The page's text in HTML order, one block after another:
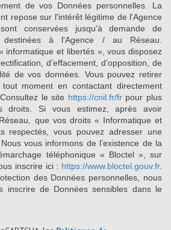
de vos Données personnelles. La
repose sur l'intérêt légitime de l'Agence
conservées jusqu'à demande de
à l'Agence / au Réseau.
informatique et libertés », vous disposez
d’effacement, d’opposition, de
de vos données. Vous pouvez retirer
moment en contactant directement
le site https://cnil.fr/frpour plus
droits. Si vous estimez, après avoir
que vos droits « Informatique et
respectés, vous pouvez adresser une
vous informons de l’existence de la
téléphonique « Bloctel », sur
inscrire ici : https://www.bloctel.gouv.fr.
des Données personnelles, nous
inscrire de Données sensibles dans le